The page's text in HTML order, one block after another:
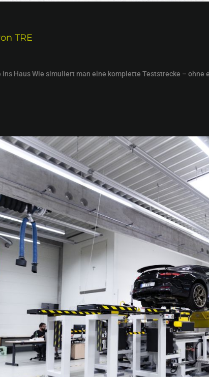
TRE
ins Haus Wie simuliert man eine komplette Teststrecke –